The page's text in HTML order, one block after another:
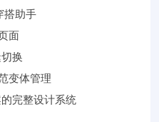
搭助手
面
换
变体管理
完整设计系统